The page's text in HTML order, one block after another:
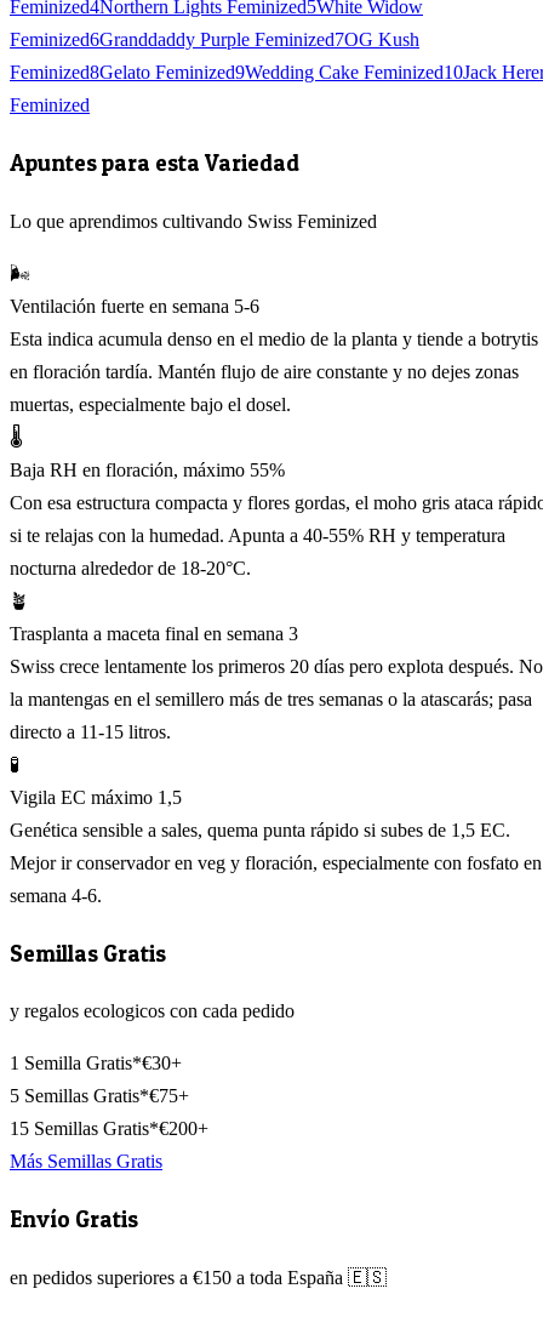
Feminized4Northern Lights Feminized5White Widow
Feminized6Granddaddy Purple Feminized7OG Kush
Feminized8Gelato Feminized9Wedding Cake Feminized10Jack
Feminized
Apuntes para esta Variedad
Lo que aprendimos cultivando Swiss Feminized
🌬️
Ventilación fuerte en semana 5-6
Esta indica acumula denso en el medio de la planta y tiende a botrytis
en floración tardía. Mantén flujo de aire constante y no dejes zonas
muertas, especialmente bajo el dosel.
🌡️
Baja RH en floración, máximo 55%
Con esa estructura compacta y flores gordas, el moho gris ataca
si te relajas con la humedad. Apunta a 40-55% RH y temperatura
nocturna alrededor de 18-20°C.
🪴
Trasplanta a maceta final en semana 3
Swiss crece lentamente los primeros 20 días pero explota después. No
la mantengas en el semillero más de tres semanas o la atascarás; pasa
directo a 11-15 litros.
🧪
Vigila EC máximo 1,5
Genética sensible a sales, quema punta rápido si subes de 1,5 EC.
Mejor ir conservador en veg y floración, especialmente con fosfato en
semana 4-6.
Semillas Gratis
y regalos ecologicos con cada pedido
1 Semilla Gratis*€30+
5 Semillas Gratis*€75+
15 Semillas Gratis*€200+
Más Semillas Gratis
Envío Gratis
en pedidos superiores a €150 a toda España 🇪🇸